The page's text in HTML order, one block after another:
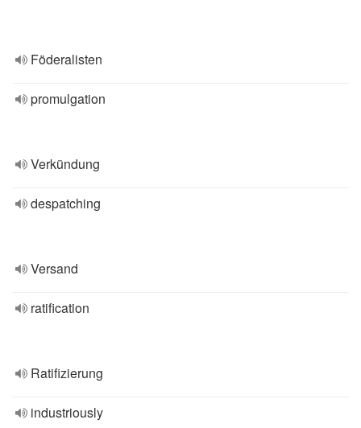
Föderalisten
promulgation
Verkündung
despatching
Versand
ratification
Ratifizierung
industriously